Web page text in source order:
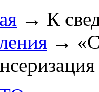
→ К
→